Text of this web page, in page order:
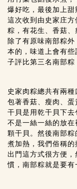
爆好吃，最後加上甜
這次收到由史家庄
粽，有花生、香菇
除了有原味南部粽
本的，味道上會有
子評比第三名南部粽
史家肉粽總共有兩
包著香菇、瘦肉、蛋
干貝是用乾干貝下
不是一絲一絲的放
顆干貝。然後南部
煮加熱，我們俗稱
出門這方式很方便
慣，南部粽就是要有